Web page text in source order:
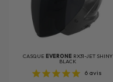
CASQUE EVERONE RX31-JET SHINY
BLACK
6avis